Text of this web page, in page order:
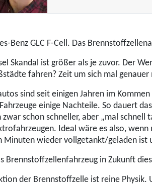
Benz GLC F-Cell. Das
Skandal ist größer als je zuvor. Der
fahren? Zeit um sich mal
sind seit einigen Jahren im
einige Nachteile. So dauert
zwar schon schneller, aber „mal
Ideal wäre es also,
Minuten wieder vollgetankt/geladen ist
Brennstoffzellenfahrzeug in Zukunft
der Brennstoffzelle ist reine